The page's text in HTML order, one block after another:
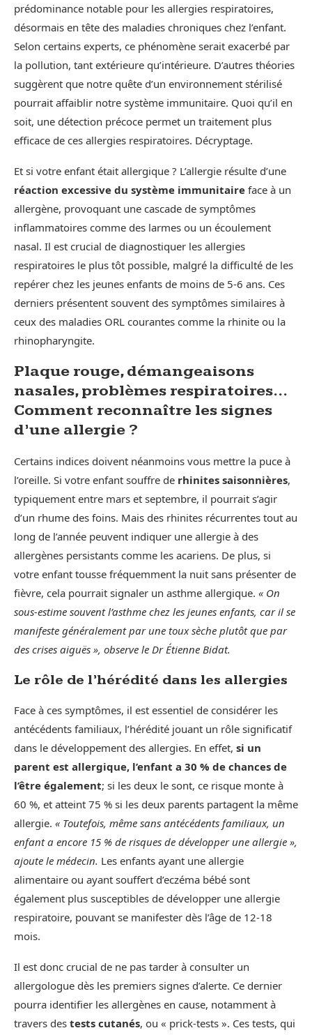
prédominance notable pour les allergies respiratoires,
désormais en tête des maladies chroniques chez l’enfant.
Selon certains experts, ce phénomène serait exacerbé par
la pollution, tant extérieure qu’intérieure. D’autres théories
suggèrent que notre quête d’un environnement stérilisé
pourrait affaiblir notre système immunitaire. Quoi qu’il en
soit, une détection précoce permet un traitement plus
efficace de ces allergies respiratoires. Décryptage.
Et si votre enfant était allergique ? L’allergie résulte d’une
réaction excessive du système immunitaire face à un
allergène, provoquant une cascade de symptômes
inflammatoires comme des larmes ou un écoulement
nasal. Il est crucial de diagnostiquer les allergies
respiratoires le plus tôt possible, malgré la difficulté de les
repérer chez les jeunes enfants de moins de 5-6 ans. Ces
derniers présentent souvent des symptômes similaires à
ceux des maladies ORL courantes comme la rhinite ou la
rhinopharyngite.
Plaque rouge, démangeaisons
nasales, problèmes respiratoires…
Comment reconnaître les signes
d’une allergie ?
Certains indices doivent néanmoins vous mettre la puce à
l’oreille. Si votre enfant souffre de rhinites saisonnières,
typiquement entre mars et septembre, il pourrait s’agir
d’un rhume des foins. Mais des rhinites récurrentes tout au
long de l’année peuvent indiquer une allergie à des
allergènes persistants comme les acariens. De plus, si
votre enfant tousse fréquemment la nuit sans présenter de
fièvre, cela pourrait signaler un asthme allergique. « On
sous-estime souvent l’asthme chez les jeunes enfants, car il se
manifeste généralement par une toux sèche plutôt que par
des crises aiguës », observe le Dr Étienne Bidat.
Le rôle de l’hérédité dans les allergies
Face à ces symptômes, il est essentiel de considérer les
antécédents familiaux, l’hérédité jouant un rôle significatif
dans le développement des allergies. En effet, si un
parent est allergique, l’enfant a 30 % de chances de
l’être également; si les deux le sont, ce risque monte à
60 %, et atteint 75 % si les deux parents partagent la même
allergie. « Toutefois, même sans antécédents familiaux, un
enfant a encore 15 % de risques de développer une allergie »,
ajoute le médecin. Les enfants ayant une allergie
alimentaire ou ayant souffert d’eczéma bébé sont
également plus susceptibles de développer une allergie
respiratoire, pouvant se manifester dès l’âge de 12-18
mois.
Il est donc crucial de ne pas tarder à consulter un
allergologue dès les premiers signes d’alerte. Ce dernier
pourra identifier les allergènes en cause, notamment à
travers des tests cutanés, ou « prick-tests ». Ces tests, qui